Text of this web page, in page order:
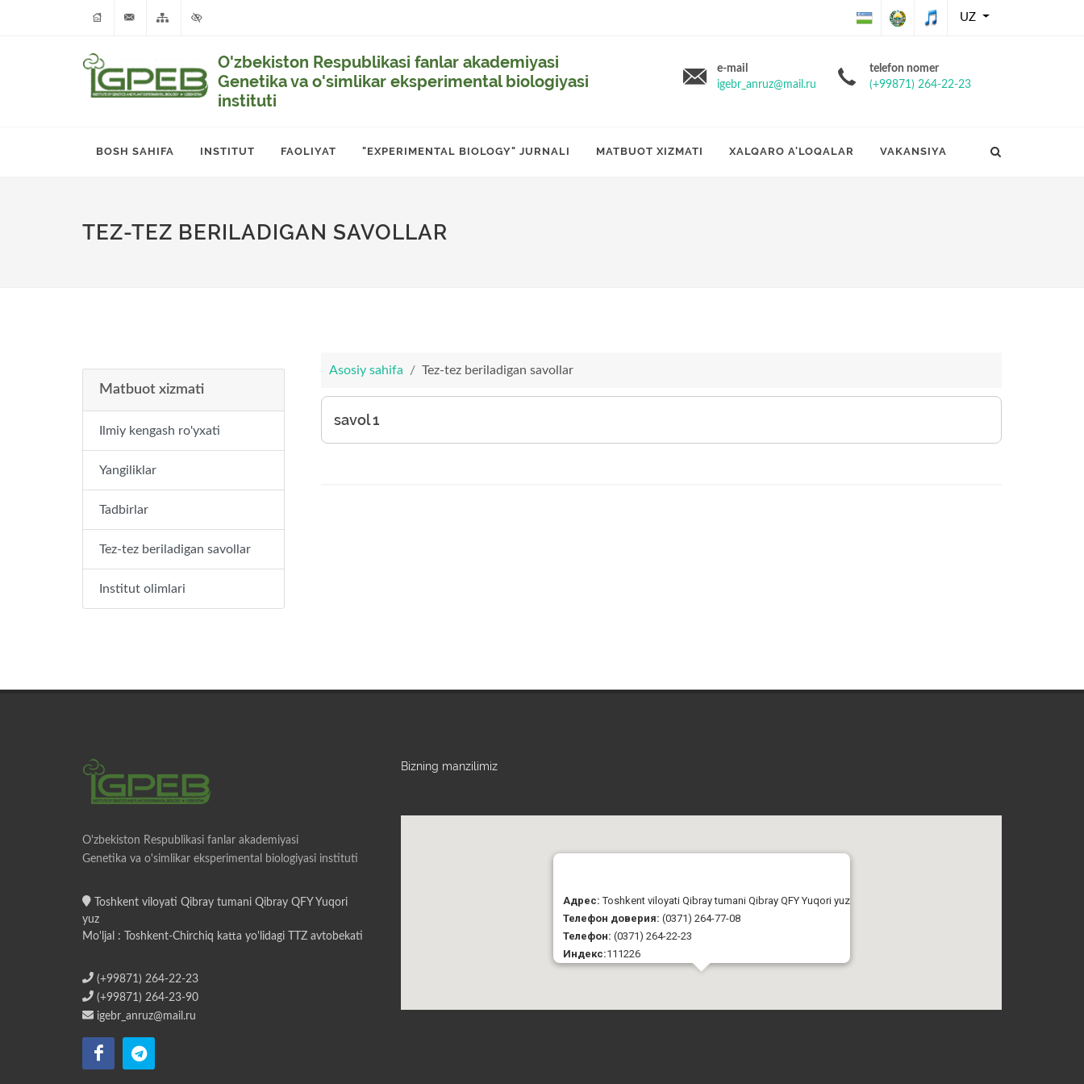
Respublikasining
RespublikasiRespublikasi
UZ
O'zbekiston Respublikasi fanlar akademiyasi
Genetika va o'simlikar eksperimental biologiyasi
instituti
e-mail
igebr_anruz@mail.ru
telefon nomer
(+99871) 264-22-23
BOSH SAHIFA INSTITUT FAOLIYAT "EXPERIMENTAL BIOLOGY" JURNALI MATBUOT XIZMATI XALQARO A'LOQALAR VAKANSIYA
TEZ-TEZ BERILADIGAN SAVOLLAR
Asosiy sahifa Tez-tez beriladigan savollar
savol 1
Matbuot xizmati
Ilmiy kengash ro'yxati
Yangiliklar
Tadbirlar
Tez-tez beriladigan savollar
Institut olimlari
O'zbekiston Respublikasi fanlar akademiyasi
Genetika va o'simlikar eksperimental biologiyasi instituti
Toshkent viloyati Qibray tumani Qibray QFY Yuqori
yuz
Mo'ljal : Toshkent-Chirchiq katta yo'lidagi TTZ avtobekati
(+99871) 264-22-23
(+99871) 264-23-90
igebr_anruz@mail.ru
Bizning manzilimiz
Адрес:Toshkent viloyati Qibray tumani Qibray QFY Yuqori yuz
Телефон доверия: (0371) 264-77-08
Телефон: (0371) 264-22-23
Индекс:111226